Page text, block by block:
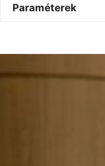
Paraméterek